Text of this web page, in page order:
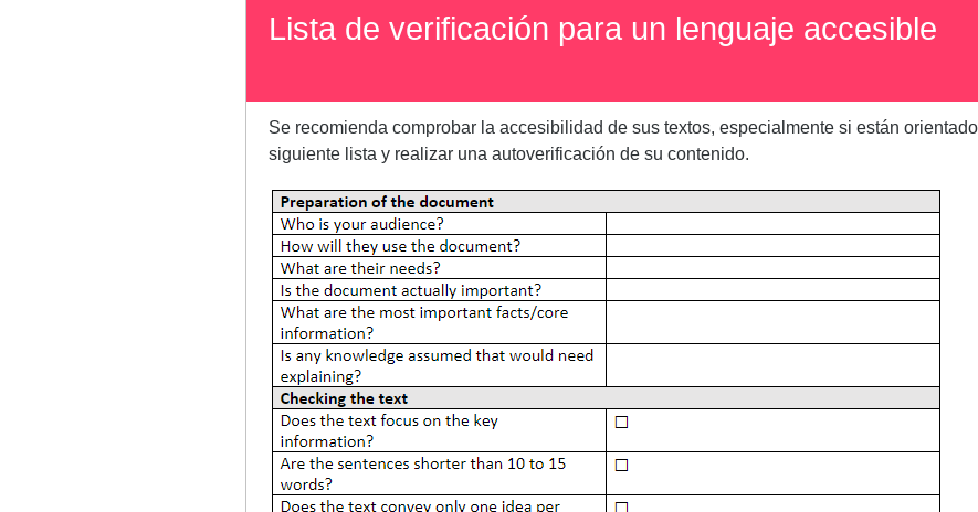
Lista de verificación para un lenguaje accesible
Se recomienda comprobar la accesibilidad de sus textos, especialmente si están
siguiente lista y realizar una autoverificación de su contenido.